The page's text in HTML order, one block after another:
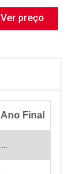
Ver preço
Ano Final
...